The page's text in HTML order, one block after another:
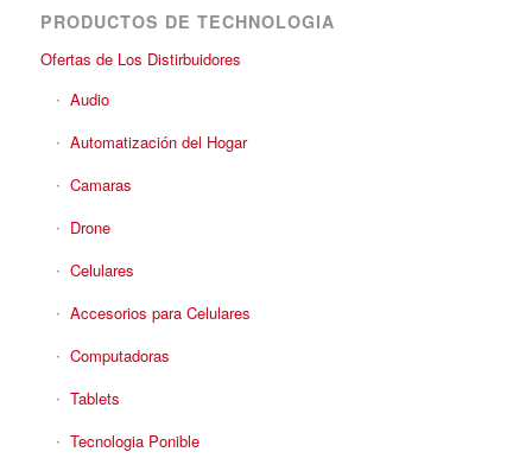
PRODUCTOS DE TECHNOLOGIA
Ofertas de Los Distirbuidores
Audio
Automatización del Hogar
Camaras
Drone
Celulares
Accesorios para Celulares
Computadoras
Tablets
Tecnologia Ponible